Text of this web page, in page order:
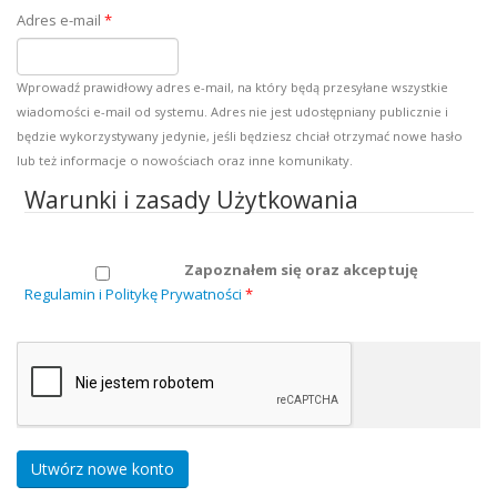
Adres e-mail *
Wprowadź prawidłowy adres e-mail, na który będą przesyłane wszystkie
wiadomości e-mail od systemu. Adres nie jest udostępniany publicznie i
będzie wykorzystywany jedynie, jeśli będziesz chciał otrzymać nowe hasło
lub też informacje o nowościach oraz inne komunikaty.
Warunki i zasady Użytkowania
Zapoznałem się oraz akceptuję
Regulamin i Politykę Prywatności *